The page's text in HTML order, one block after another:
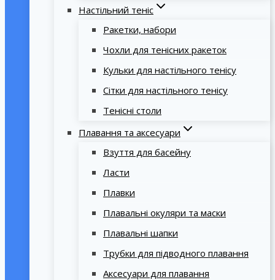
Настільний теніс
Ракетки, набори
Чохли для тенісних ракеток
Кульки для настільного тенісу
Сітки для настільного тенісу
Тенісні столи
Плавання та аксесуари
Взуття для басейну
Ласти
Плавки
Плавальні окуляри та маски
Плавальні шапки
Трубки для підводного плавання
Аксесуари для плавання